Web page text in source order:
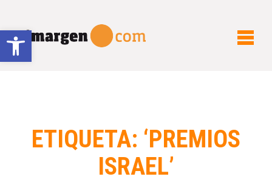
Abrir barra de herramientas
ETIQUETA: ‘PREMIOS
ISRAEL’